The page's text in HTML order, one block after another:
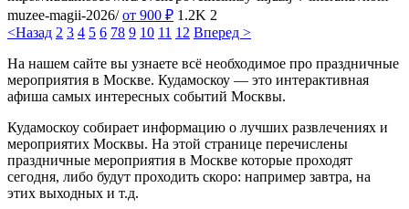
muzee-magii-2026/ от 900 ₽ 1.2K 2
<Назад 2 3 4 5 6 78 9 10 11 12 Вперед >
На нашем сайте вы узнаете всё необходимое про праздничные
мероприятия в Москве. Кудамоскоу — это интерактивная
афиша самых интересных событий Москвы.
Кудамоскоу собирает информацию о лучших развлечениях и
мероприятих Москвы. На этой странице перечислены
праздничные мероприятия в Москве которые проходят
сегодня, либо будут проходить скоро: например завтра, на
этих выходных и т.д.